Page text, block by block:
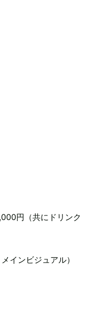
円（共にドリンク
インビジュアル）